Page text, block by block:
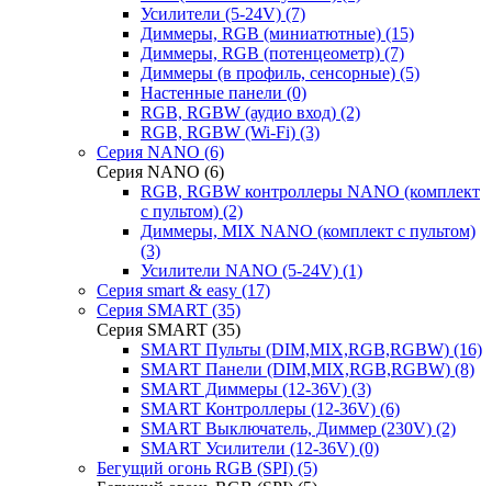
Усилители (5-24V) (7)
Диммеры, RGB (миниатютные) (15)
Диммеры, RGB (потенцеометр) (7)
Диммеры (в профиль, сенсорные) (5)
Настенные панели (0)
RGB, RGBW (аудио вход) (2)
RGB, RGBW (Wi-Fi) (3)
Серия NANO (6)
Серия NANO (6)
RGB, RGBW контроллеры NANO (комплект
с пультом) (2)
Диммеры, MIX NANO (комплект с пультом)
(3)
Усилители NANO (5-24V) (1)
Серия smart & easy (17)
Серия SMART (35)
Серия SMART (35)
SMART Пульты (DIM,MIX,RGB,RGBW) (16)
SMART Панели (DIM,MIX,RGB,RGBW) (8)
SMART Диммеры (12-36V) (3)
SMART Контроллеры (12-36V) (6)
SMART Выключатель, Диммер (230V) (2)
SMART Усилители (12-36V) (0)
Бегущий огонь RGB (SPI) (5)